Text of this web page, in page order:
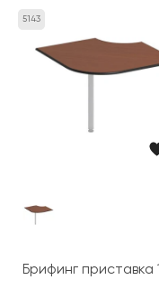
5143
Брифинг